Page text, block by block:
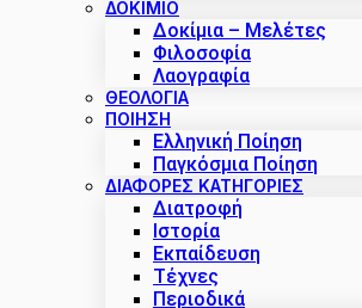
ΔΟΚΊΜΙΟ
Δοκίμια – Μελέτες
Φιλοσοφία
Λαογραφία
ΘΕΟΛΟΓΙΑ
ΠΟΙΗΣΗ
Ελληνική Ποίηση
Παγκόσμια Ποίηση
ΔΙΑΦΟΡΕΣ ΚΑΤΗΓΟΡΙΕΣ
Διατροφή
Ιστορία
Εκπαίδευση
Τέχνες
Περιοδικά